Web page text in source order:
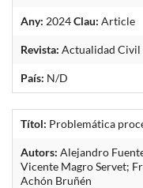
Any: 2024Clau: Article
Revista: Actualidad Civil
País: N/D
Títol: Problemática
Autors: Alejandro
Vicente Magro Servet;
Achón Bruñén